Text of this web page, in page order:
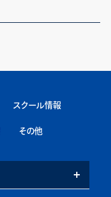
スクール情報
その他